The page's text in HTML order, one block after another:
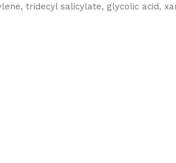
tridecyl salicylate, glycolic acid,